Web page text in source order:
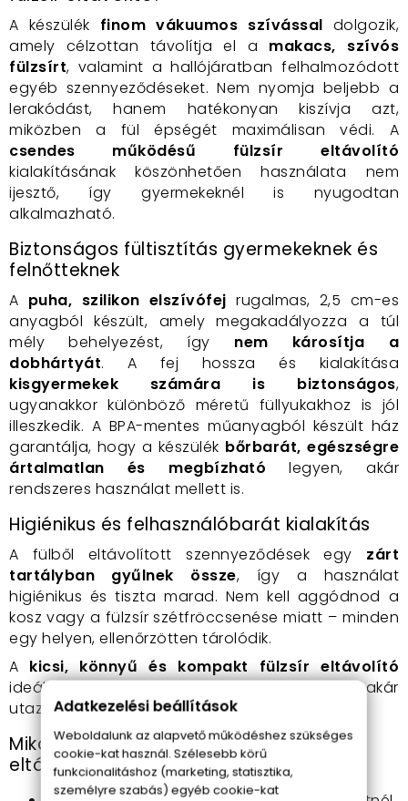
A készülék finom vákuumos szívással dolgozik,
amely célzottan távolítja el a makacs, szívós
fülzsírt, valamint a hallójáratban felhalmozódott
egyéb szennyeződéseket. Nem nyomja beljebb a
lerakódást, hanem hatékonyan kiszívja azt,
miközben a fül épségét maximálisan védi. A
csendes működésű fülzsír eltávolító
kialakításának köszönhetően használata nem
ijesztő, így gyermekeknél is nyugodtan
alkalmazható.
Biztonságos fültisztítás gyermekeknek és
felnőtteknek
A puha, szilikon elszívófej rugalmas, 2,5 cm-es
anyagból készült, amely megakadályozza a túl
mély behelyezést, így nem károsítja a
dobhártyát. A fej hossza és kialakítása
kisgyermekek számára is biztonságos,
ugyanakkor különböző méretű füllyukakhoz is jól
illeszkedik. A BPA-mentes műanyagból készült ház
garantálja, hogy a készülék bőrbarát, egészségre
ártalmatlan és megbízható legyen, akár
rendszeres használat mellett is.
Higiénikus és felhasználóbarát kialakítás
A fülből eltávolított szennyeződések egy zárt
tartályban gyűlnek össze, így a használat
higiénikus és tiszta marad. Nem kell aggódnod a
kosz vagy a fülzsír szétfröccsenése miatt – minden
egy helyen, ellenőrzötten tárolódik.
A kicsi, könnyű és kompakt fülzsír eltávolító
ideális választás otthoni használatra, de akár
utazásra is könnyedén magaddal viheted.
Mikor ideális választás a C-ears fülzsír
eltávolító?
Adatkezelési beállítások
Weboldalunk az alapvető működéshez szükséges
cookie-kat használ. Szélesebb körű
funkcionalitáshoz (marketing, statisztika,
személyre szabás) egyéb cookie-kat